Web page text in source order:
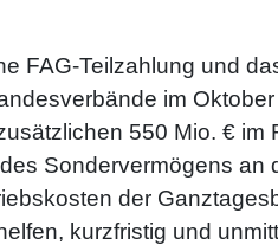
FAG-Teilzahlung und
im
550 Mio. €
Sondervermögens
der
kurzfristig und